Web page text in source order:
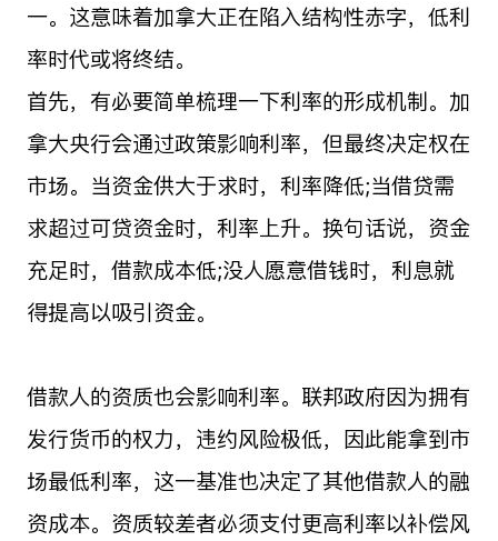
一。这意味着加拿大正在陷入结构性赤字，低利
率时代或将终结。
首先，有必要简单梳理一下利率的形成机制。加
拿大央行会通过政策影响利率，但最终决定权在
市场。当资金供大于求时，利率降低;当借贷需
求超过可贷资金时，利率上升。换句话说，资金
充足时，借款成本低;没人愿意借钱时，利息就
得提高以吸引资金。
借款人的资质也会影响利率。联邦政府因为拥有
发行货币的权力，违约风险极低，因此能拿到市
场最低利率，这一基准也决定了其他借款人的融
资成本。资质较差者必须支付更高利率以补偿风